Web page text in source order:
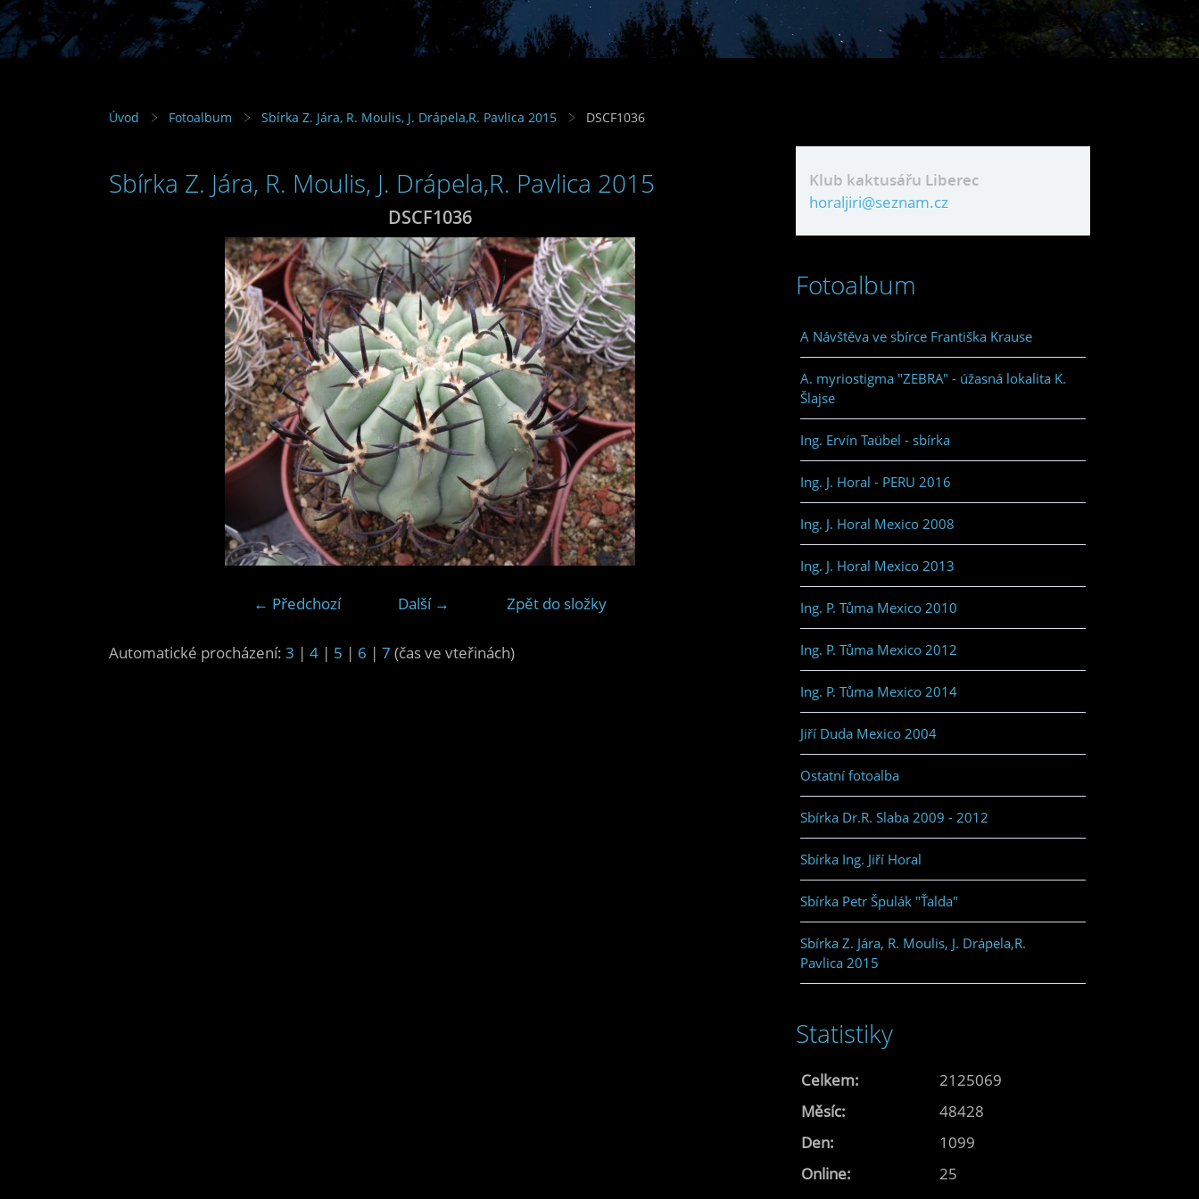
Úvod Fotoalbum Sbírka Z. Jára, R. Moulis, J. Drápela,R. Pavlica 2015 DSCF1036
Sbírka Z. Jára, R. Moulis, J. Drápela,R. Pavlica 2015
DSCF1036
← Předchozí Další → Zpět do složky
Automatické procházení: 3 | 4 | 5 | 6 | 7 (čas ve vteřinách)
Klub kaktusářu Liberec
horaljiri@seznam.cz
Fotoalbum
A Návštěva ve sbírce Františka Krause
A. myriostigma "ZEBRA" - úžasná lokalita K.
Šlajse
Ing. Ervín Taübel - sbírka
Ing. J. Horal - PERU 2016
Ing. J. Horal Mexico 2008
Ing. J. Horal Mexico 2013
Ing. P. Tůma Mexico 2010
Ing. P. Tůma Mexico 2012
Ing. P. Tůma Mexico 2014
Jiří Duda Mexico 2004
Ostatní fotoalba
Sbírka Dr.R. Slaba 2009 - 2012
Sbírka Ing. Jiří Horal
Sbírka Petr Špulák "Ťalda"
Sbírka Z. Jára, R. Moulis, J. Drápela,R.
Pavlica 2015
Statistiky
Online: 25
Celkem:
2125069
Měsíc:
48428
Den:
1099